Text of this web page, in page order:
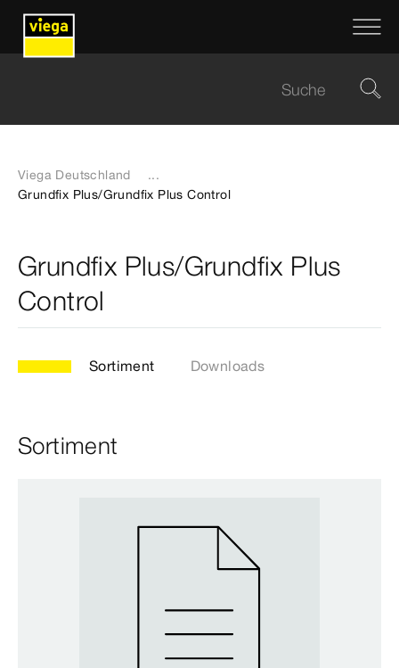
Viega Deutschland
...
Grundfix Plus/Grundfix Plus Control
Grundfix Plus/Grundfix Plus
Control
Sortiment Downloads
Sortiment